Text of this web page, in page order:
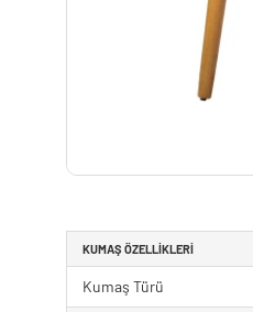
KUMAŞ ÖZELLIKLERI
Kumaş Türü